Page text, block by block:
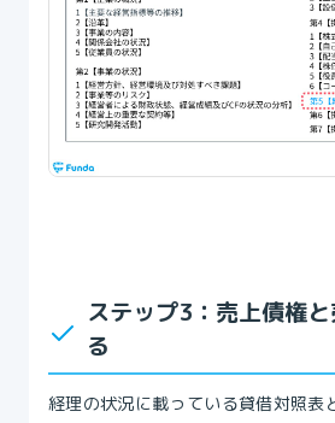
ステップ3：売上債権
る
経理の状況に載っている貸借対照表